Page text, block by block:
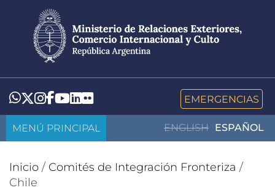
contenido
principal
Whatsapp
Twitter
Instagram
Facebook
YouTube
LinkedIn
Flickr EMERGENCIAS
ENGLISH ESPAÑOL
MENÚ PRINCIPAL
Inicio / Comités de Integración Fronteriza /
Chile